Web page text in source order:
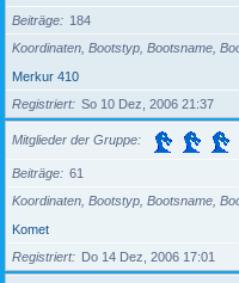
Beiträge
184
Koordinaten, Bootstyp, Bootsname,
Merkur 410
Registriert
So 10 Dez, 2006 21:37
Mitglieder der Gruppe
Beiträge
61
Koordinaten, Bootstyp, Bootsname,
Komet
Registriert
Do 14 Dez, 2006 17:01